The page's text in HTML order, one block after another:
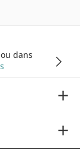
dans